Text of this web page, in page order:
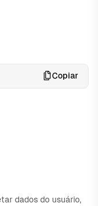
Copiar
dados do usuário,